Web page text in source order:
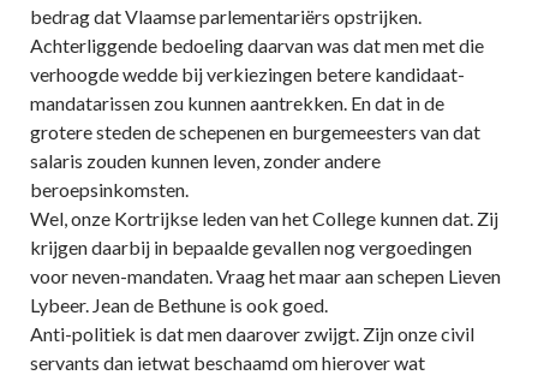
bedrag dat Vlaamse parlementariërs opstrijken.
Achterliggende bedoeling daarvan was dat men met die
verhoogde wedde bij verkiezingen betere kandidaat-
mandatarissen zou kunnen aantrekken. En dat in de
grotere steden de schepenen en burgemeesters van dat
salaris zouden kunnen leven, zonder andere
beroepsinkomsten.
Wel, onze Kortrijkse leden van het College kunnen dat. Zij
krijgen daarbij in bepaalde gevallen nog vergoedingen
voor neven-mandaten. Vraag het maar aan schepen Lieven
Lybeer. Jean de Bethune is ook goed.
Anti-politiek is dat men daarover zwijgt. Zijn onze civil
servants dan ietwat beschaamd om hierover wat